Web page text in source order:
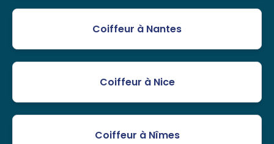
Coiffeur à Nantes
Coiffeur à Nice
Coiffeur à Nîmes